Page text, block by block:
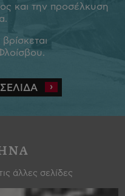
και την προσέλκυση
άλλες σελίδες